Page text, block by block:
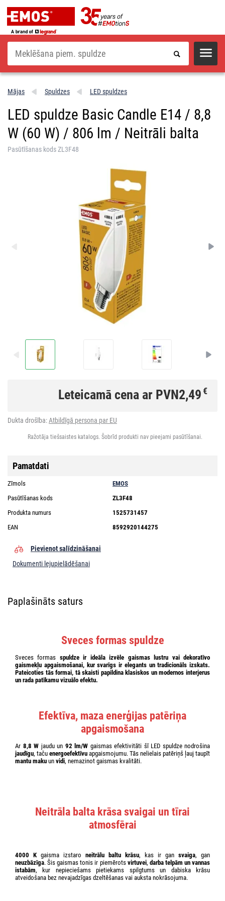
Meklēšana
Mājas Spuldzes LED spuldzes
LED spuldze Basic Candle E14 / 8,8
W (60 W) / 806 lm / Neitrāli balta
Pasūtīšanas kods ZL3F48
Leteicamā cena ar PVN2,49€
Dukta drošība:Atbildīgā persona par EU
Ražotāja tiešsaistes katalogs. Šobrīd produkti nav pieejami pasūtīšanai.
Pamatdati
Zīmols
EMOS
Pasūtīšanas kods
ZL3F48
Produkta numurs
1525731457
EAN
8592920144275
Pievienot salīdzināšanai
Dokumenti lejupielādēšanai
Paplašināts saturs
Sveces formas spuldze
Sveces formas spuldze ir ideāla izvēle gaismas lustru vaidekoratīvo
gaismekļu apgaismošanai, kur svarīgs ir elegants un tradicionāls izskats.
Pateicoties tās formai, tā skaisti papildina klasiskos unmodernos interjerus
un rada patīkamu vizuālo efektu.
Efektīva, maza enerģijas patēriņa
apgaismošana
Ar 8,8 W jaudu un 92 lm/W gaismas efektivitāti šī LED spuldze nodrošina
jaudīgu, taču energoefektīvu apgaismojumu. Tās nelielais patēriņš ļauj taupīt
mantu maku un vidi, nemazinot gaismas kvalitāti.
Neitrāla balta krāsa svaigai un tīrai
atmosfērai
4000 K gaisma izstaro neitrālu baltu krāsu, kas ir gan svaiga, gan
neuzbāzīga. Šis gaismas tonis ir piemērots virtuvei, darba telpām un vannas
istabām, kur nepieciešams pietiekams spilgtums un dabiska krāsu
atveidošana bez nevajadzīgas dzeltēšanas vai auksta nokrāsojuma.